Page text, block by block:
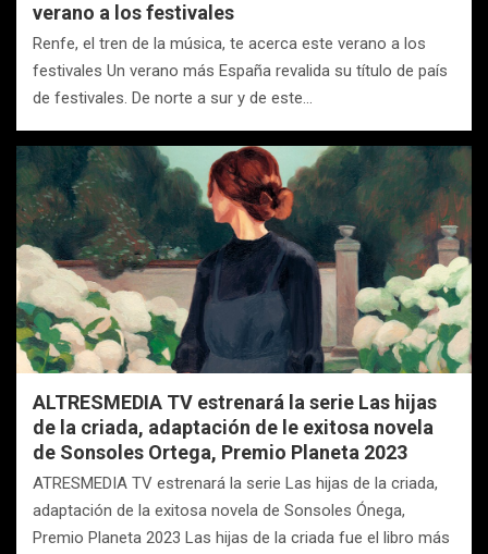
verano a los festivales
Renfe, el tren de la música, te acerca este verano a los
festivales Un verano más España revalida su título de país
de festivales. De norte a sur y de este…
ALTRESMEDIA TV estrenará la serie Las hijas
de la criada, adaptación de le exitosa novela
de Sonsoles Ortega, Premio Planeta 2023
ATRESMEDIA TV estrenará la serie Las hijas de la criada,
adaptación de la exitosa novela de Sonsoles Ónega,
Premio Planeta 2023 Las hijas de la criada fue el libro más